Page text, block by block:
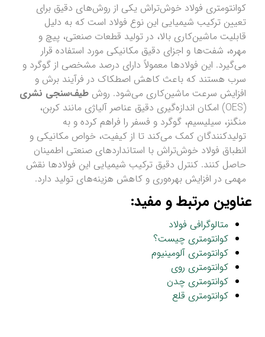
کوانتومتری فولاد خوش‌تراش یکی از روش‌های دقیق برای
تعیین ترکیب شیمیایی این نوع فولاد است که به دلیل
قابلیت ماشین‌کاری بالا، در تولید قطعات صنعتی، پیچ و
مهره، شفت‌ها و اجزای دقیق مکانیکی مورد استفاده قرار
می‌گیرد. این فولادها معمولاً دارای درصد مشخصی از گوگرد و
سرب هستند که باعث کاهش اصطکاک در فرآیند برش و
افزایش سرعت ماشین‌کاری می‌شود. روشطیف‌سنجی نشری
(OES) امکان اندازه‌گیری دقیق عناصر آلیاژی مانند کربن،
منگنز، سیلیسیم، گوگرد و فسفر را فراهم کرده و به
تولیدکنندگان کمک می‌کند تا از کیفیت، خواص مکانیکی و
انطباق فولاد خوش‌تراش با استانداردهای صنعتی اطمینان
حاصل کنند. کنترل دقیق ترکیب شیمیایی این فولادها نقش
مهمی در افزایش بهره‌وری و کاهش هزینه‌های تولید دارد.
عناوین مرتبط و مفید:
متالوگرافی فولاد
کوانتومتری چیست؟
کوانتومتری آلومینیوم
کوانتومتری روی
کوانتومتری چدن
کوانتومتری قلع